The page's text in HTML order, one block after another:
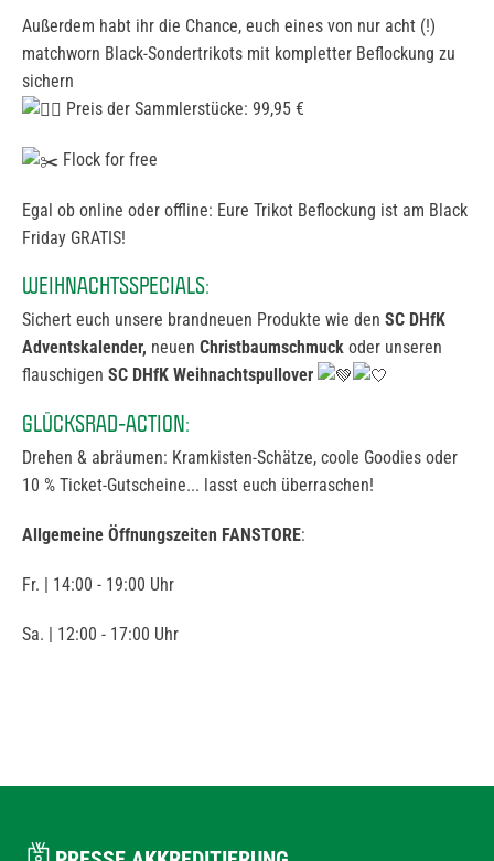
Außerdem habt ihr die Chance, euch eines von nur acht (!)
matchworn Black-Sondertrikots mit kompletter Beflockung zu
sichern
Preis der Sammlerstücke: 99,95 €
Flock for free
Egal ob online oder offline: Eure Trikot Beflockung ist am Black
Friday GRATIS!
WEIHNACHTSSPECIALS:
Sichert euch unsere brandneuen Produkte wie den SC DHfK
Adventskalender, neuen Christbaumschmuck oder unseren
flauschigen SC DHfK Weihnachtspullover
GLÜCKSRAD-ACTION:
Drehen & abräumen: Kramkisten-Schätze, coole Goodies oder
10 % Ticket-Gutscheine... lasst euch überraschen!
Allgemeine Öffnungszeiten FANSTORE:
Fr. | 14:00 - 19:00 Uhr
Sa. | 12:00 - 17:00 Uhr